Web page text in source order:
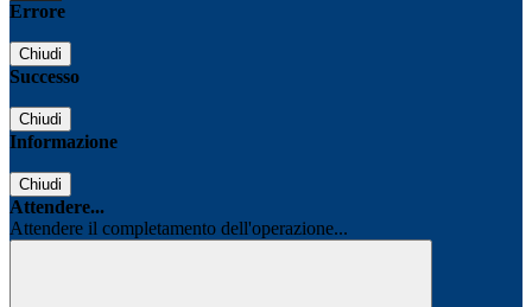
Errore
Chiudi
Successo
Chiudi
Informazione
Chiudi
Attendere...
Attendere il completamento dell'operazione...